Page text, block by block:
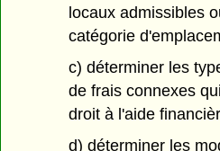
locaux admissibles
catégorie
c) déterminer les
de frais connexes
droit à l'aide
d) déterminer les